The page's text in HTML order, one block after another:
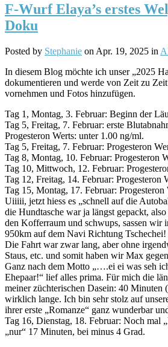
F-Wurf Elaya’s erstes
Doku
Posted by Stephanie on Apr. 19, 2025 in
In diesem Blog möchte ich unser „2025
dokumentieren und werde von Zeit zu
vornehmen und Fotos hinzufügen.
Tag 1, Montag, 3. Februar: Beginn der
Tag 5, Freitag, 7. Februar: erste
Progesteron Werts: unter 1.00 ng/ml.
Tag 5, Freitag, 7. Februar: Progesteron
Tag 8, Montag, 10. Februar: Progesteron
Tag 10, Mittwoch, 12. Februar:
Tag 12, Freitag, 14. Februar: Progesteron
Tag 15, Montag, 17. Februar:
Uiiiii, jetzt hiess es „schnell auf die
die Hundtasche war ja längst gepackt,
den Kofferraum und schwups, sassen wir
950km auf dem Navi Richtung Tschechei!
Die Fahrt war zwar lang, aber ohne
Staus, etc. und somit haben wir Max
Ganz nach dem Motto „….ei ei was seh
Ehepaar!“ lief alles prima. Für mich die
meiner züchterischen Dasein: 40 Minuten
wirklich lange. Ich bin sehr stolz auf
ihrer erste „Romanze“ ganz wunderbar
Tag 16, Dienstag, 18. Februar: Noch mal
„nur“ 17 Minuten, bei minus 4 Grad.